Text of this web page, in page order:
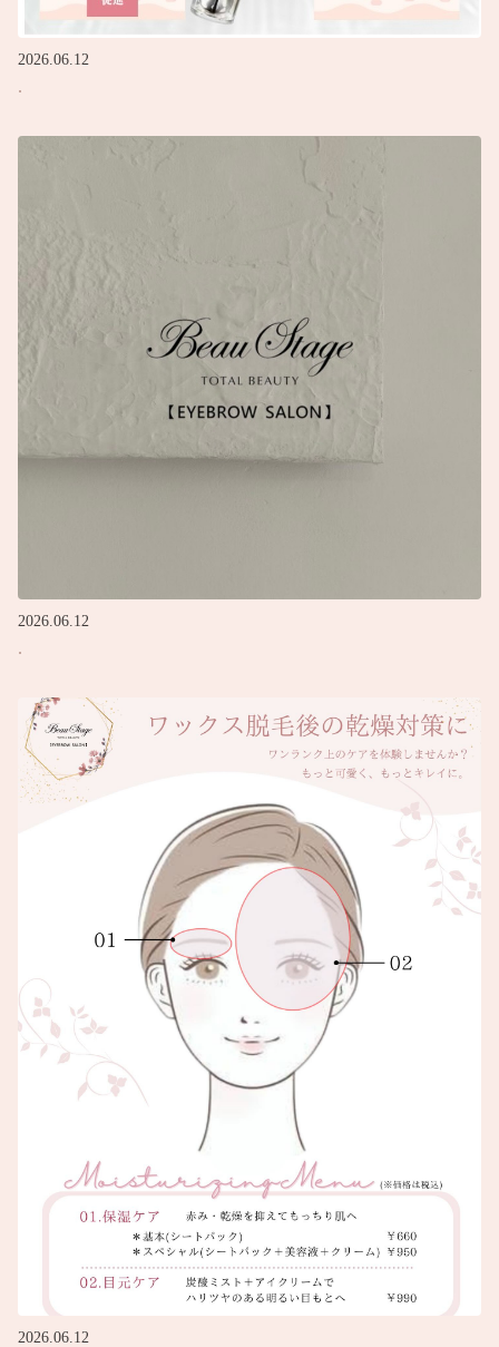
2026.06.12
.
2026.06.12
.
2026.06.12